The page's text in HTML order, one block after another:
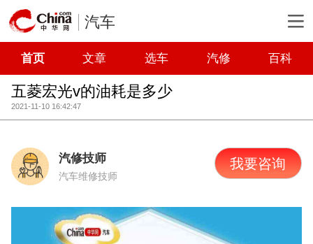
汽车
首页 文章 选车 汽修 百科
五菱宏光v的油耗是多少
2021-11-10 16:42:47
汽修技师
汽车维修技师
我要咨询